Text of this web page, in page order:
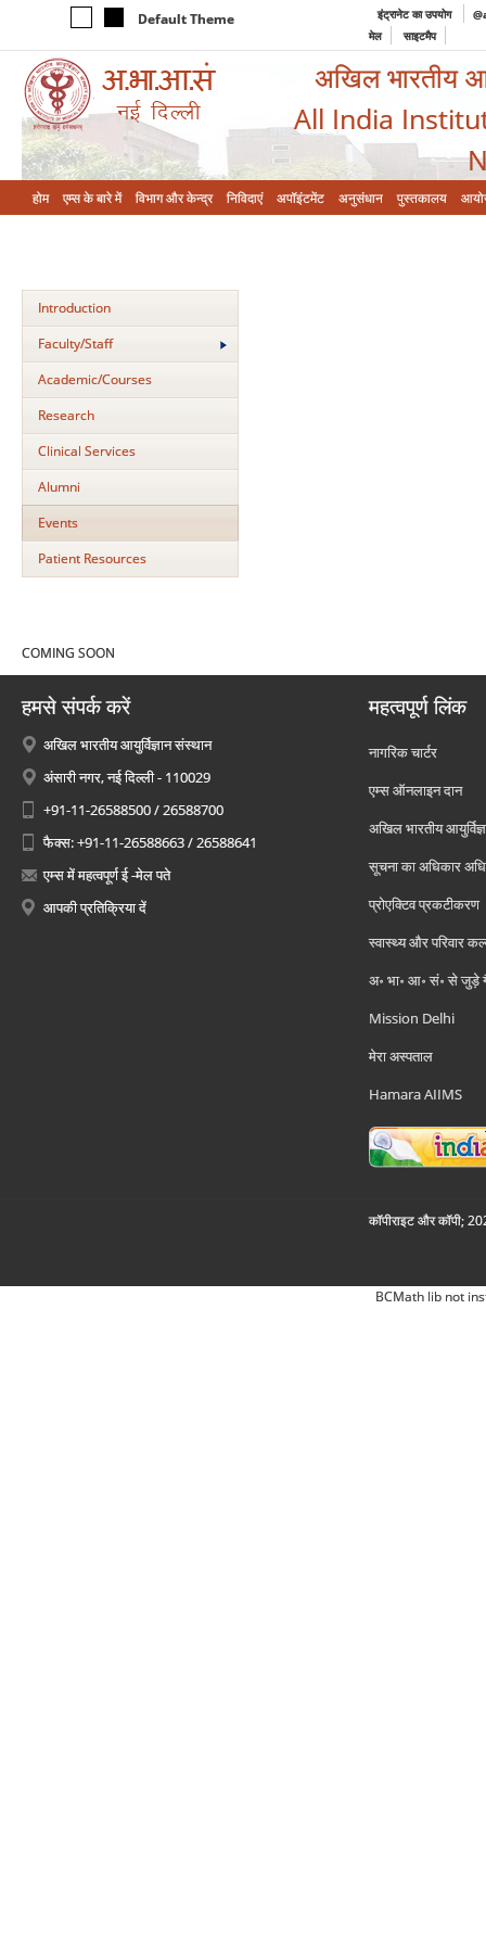
Default Theme इंट्रानेट का उपयोग
मेल
साइटमैप
अखिल भारतीय
All India
होम एम्‍स के बारे में विभाग और केन्‍द्र निविदाएं अपॉइंटमेंट अनुसंधान पुस्तकालय
Introduction
Faculty/Staff
Academic/Courses
Research
Clinical Services
Alumni
Events
Patient Resources
COMING SOON
हमसे संपर्क करें
अखिल भारतीय आयुर्विज्ञान संस्थान
अंसारी नगर, नई दिल्ली - 110029
+91-11-26588500 / 26588700
फैक्स: +91-11-26588663 / 26588641
एम्स में महत्वपूर्ण ई -मेल पते
आपकी प्रतिक्रिया दें
महत्वपूर्ण लिंक
नागरिक चार्टर
एम्स ऑनलाइन दान
अखिल भारतीय
सूचना का अधिकार
प्रोएक्टिव प्रकटीकरण
स्वास्थ्य और परिवार
अ॰ भा॰ आ॰ सं॰ से जुड़े
Mission Delhi
मेरा अस्पताल
Hamara AIIMS
कॉपीराइट और कॉपी;
BCMath lib not